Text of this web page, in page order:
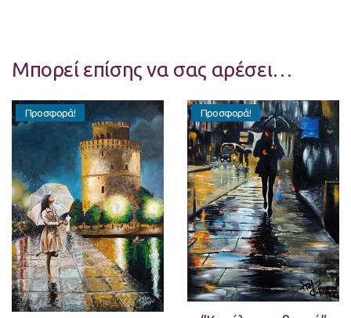
Μπορεί επίσης να σας αρέσει…
Προσφορά! Προσφορά!